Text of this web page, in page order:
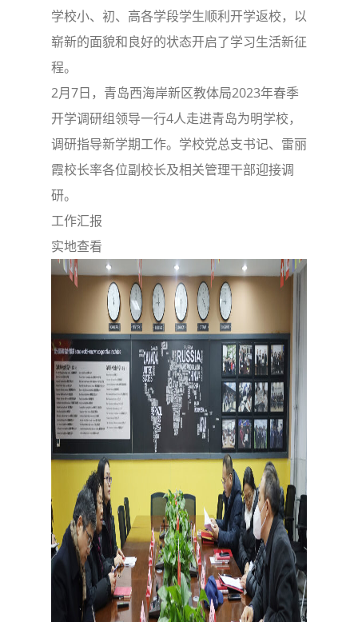
学校小、初、高各学段学生顺利开学返校，以
崭新的面貌和良好的状态开启了学习生活新征
程。
2月7日，青岛西海岸新区教体局2023年春季
开学调研组领导一行4人走进青岛为明学校，
调研指导新学期工作。学校党总支书记、雷丽
霞校长率各位副校长及相关管理干部迎接调
研。
工作汇报
实地查看